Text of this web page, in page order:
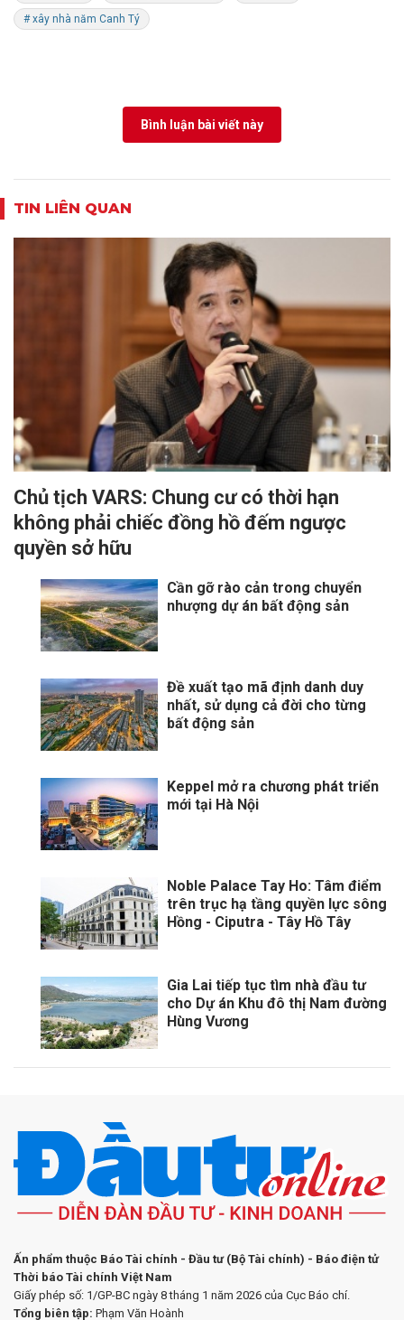
# xây nhà năm Canh Tý
Bình luận bài viết này
TIN LIÊN QUAN
Chủ tịch VARS: Chung cư có thời hạn
không phải chiếc đồng hồ đếm ngược
quyền sở hữu
Cần gỡ rào cản trong chuyển
nhượng dự án bất động sản
Đề xuất tạo mã định danh duy
nhất, sử dụng cả đời cho từng
bất động sản
Keppel mở ra chương phát triển
mới tại Hà Nội
Noble Palace Tay Ho: Tâm điểm
trên trục hạ tầng quyền lực sông
Hồng - Ciputra - Tây Hồ Tây
Gia Lai tiếp tục tìm nhà đầu tư
cho Dự án Khu đô thị Nam đường
Hùng Vương
Ấn phẩm thuộc Báo Tài chính - Đầu tư (Bộ Tài chính) - Báo điện tử
Thời báo Tài chính Việt Nam
Giấy phép số: 1/GP-BC ngày 8 tháng 1 năm 2026 của Cục Báo chí.
Tổng biên tập: Phạm Văn Hoành